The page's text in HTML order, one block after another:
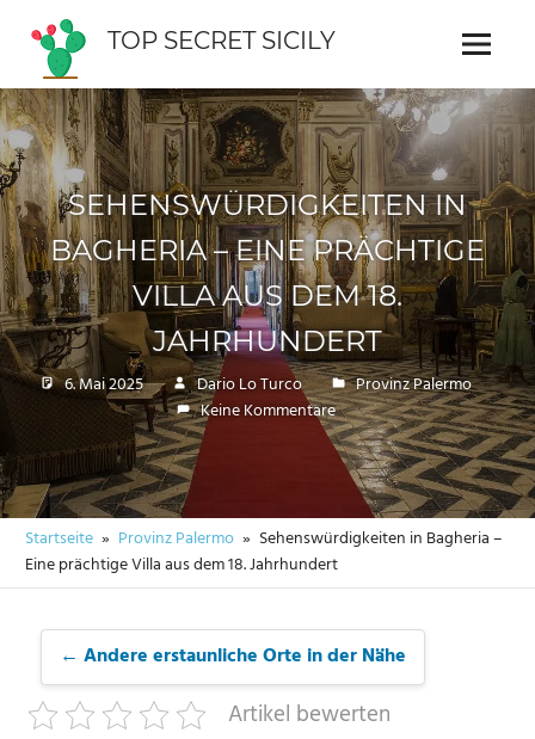
Inhalt
springen
TOP SECRET SICILY
Reiseführer
für
Sizilien
Menü
SEHENSWÜRDIGKEITEN IN
BAGHERIA – EINE PRÄCHTIGE
VILLA AUS DEM 18.
JAHRHUNDERT
6. Mai 2025 Dario Lo Turco
Provinz Palermo
Keine Kommentare
Startseite Provinz Palermo
Sehenswürdigkeiten in Bagheria –
Eine prächtige Villa aus dem 18. Jahrhundert
← Andere erstaunliche Orte in der Nähe
Artikel bewerten